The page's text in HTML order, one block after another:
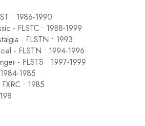
• 1986-1990
- FLSTC • 1988-1999
- FLSTN • 1993
- FLSTN • 1994-1996
- FLSTS • 1997-1999
1985
• 1985